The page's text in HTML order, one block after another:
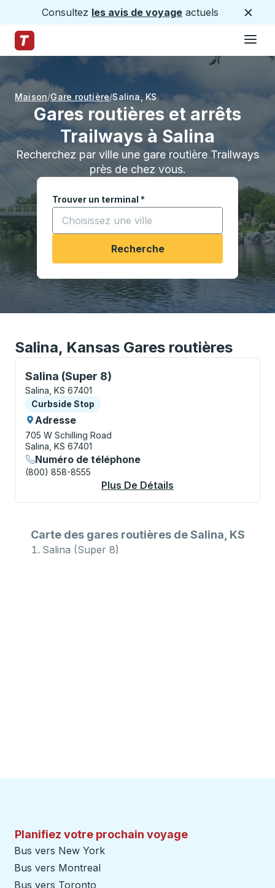
Consultez les avis de voyage actuels
Page d'accueil des sentiers
Maison Gare routière Salina,KS
Gares routières et arrêts
Trailways à Salina
Recherchez par ville une gare routière Trailways
près de chez vous.
Trouver un terminal *
Commencez à saisir une ville pour ouvrir les
Recherche
Salina, Kansas Gares routières
Salina (Super 8)
Curbside Stop, utilisez les touches fléchées ou la
Salina, KS 67401
Curbside Stop
Curbside Stop
Adresse
705 W Schilling Road
Salina, KS 67401
Numéro de téléphone
(800) 858-8555
Plus De Détails
Carte des gares routières de Salina, KS
Salina (Super 8)
Planifiez votre prochain voyage
Bus vers New York
Bus vers Montreal
Bus vers Toronto